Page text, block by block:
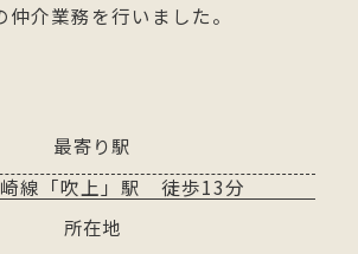
介業務を行いました。
最寄り駅
崎線「吹上」駅 徒歩13分
所在地